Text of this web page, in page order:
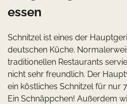
essen
Schnitzel ist eines der
deutschen Küche.
traditionellen Restaurants
nicht sehr freundlich. Der
ein köstliches Schnitzel für nur
Ein Schnäppchen! Außerdem